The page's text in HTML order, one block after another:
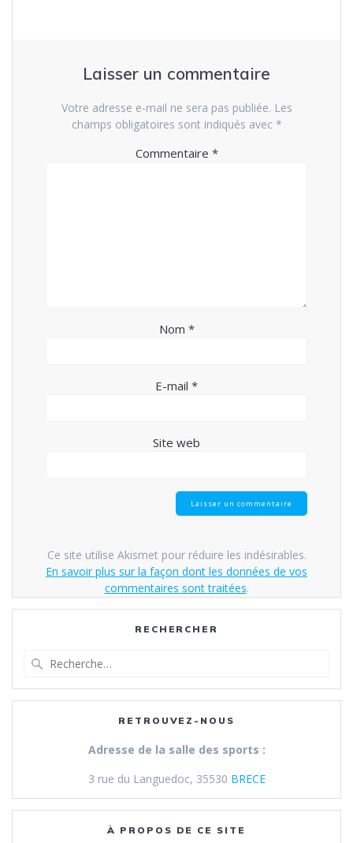
Laisser un commentaire
Votre adresse e-mail ne sera pas publiée. Les
champs obligatoires sont indiqués avec *
Commentaire *
Nom *
E-mail *
Site web
Ce site utilise Akismet pour réduire les indésirables.
En savoir plus sur la façon dont les données de vos
commentaires sont traitées.
RECHERCHER
:
RETROUVEZ-NOUS
Adresse de la salle des sports :
3 rue du Languedoc, 35530 BRECE
À PROPOS DE CE SITE